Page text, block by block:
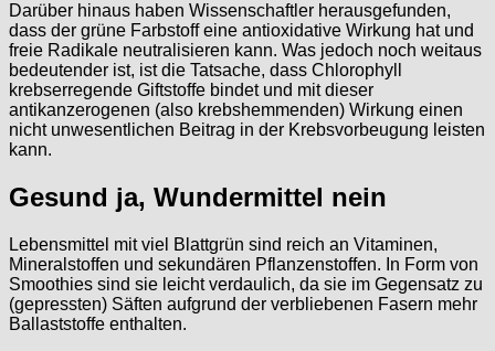
Darüber hinaus haben Wissenschaftler herausgefunden,
dass der grüne Farbstoff eine antioxidative Wirkung hat und
freie Radikale neutralisieren kann. Was jedoch noch weitaus
bedeutender ist, ist die Tatsache, dass Chlorophyll
krebserregende Giftstoffe bindet und mit dieser
antikanzerogenen (also krebshemmenden) Wirkung einen
nicht unwesentlichen Beitrag in der Krebsvorbeugung leisten
kann.
Gesund ja, Wundermittel nein
Lebensmittel mit viel Blattgrün sind reich an Vitaminen,
Mineralstoffen und sekundären Pflanzenstoffen. In Form von
Smoothies sind sie leicht verdaulich, da sie im Gegensatz zu
(gepressten) Säften aufgrund der verbliebenen Fasern mehr
Ballaststoffe enthalten.